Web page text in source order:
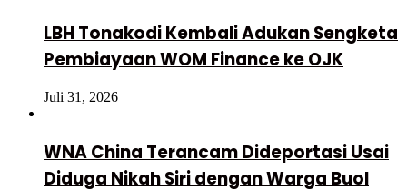
LBH Tonakodi Kembali Adukan Sengketa
Pembiayaan WOM Finance ke OJK
Juli 31, 2026
WNA China Terancam Dideportasi Usai
Diduga Nikah Siri dengan Warga Buol